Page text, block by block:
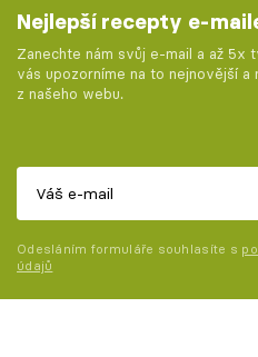
Nejlepší recepty e-
Zanechte nám svůj e-mail a až 5x
vás upozorníme na to nejnovější a
z našeho webu.
Odesláním formuláře souhlasíte s
údajů